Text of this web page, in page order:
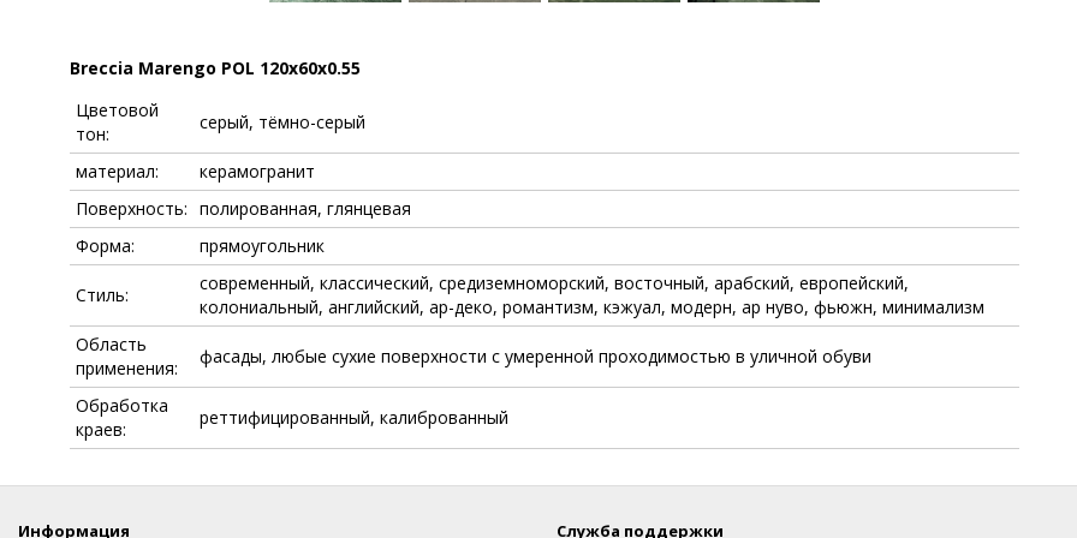
Breccia Marengo POL 120x60x0.55
Цветовой
тон:
серый, тёмно-серый
материал:
керамогранит
Поверхность: полированная, глянцевая
Форма:
прямоугольник
Стиль:
современный, классический, средиземноморский, восточный, арабский, европейский,
колониальный, английский, ар-деко, романтизм, кэжуал, модерн, ар нуво, фьюжн, минимализм
Область
применения:
фасады, любые сухие поверхности с умеренной проходимостью в уличной обуви
Обработка
краев:
реттифицированный, калиброванный
Информация Служба поддержки